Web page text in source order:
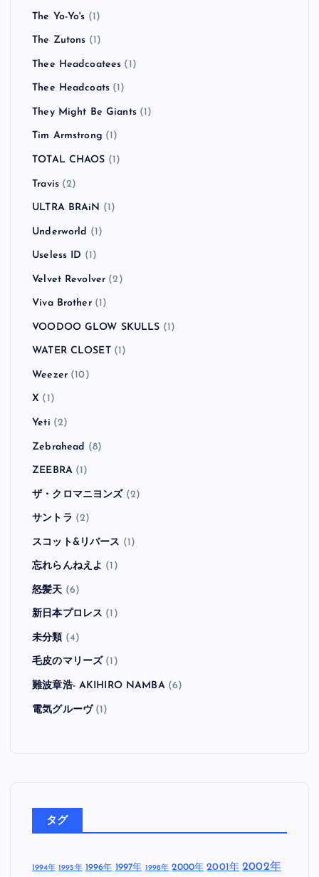
The Yo-Yo's (1)
The Zutons (1)
Thee Headcoatees (1)
Thee Headcoats (1)
They Might Be Giants(1)
Tim Armstrong (1)
TOTAL CHAOS (1)
Travis(2)
ULTRA BRAiN (1)
Underworld (1)
Useless ID (1)
Velvet Revolver (2)
Viva Brother(1)
VOODOO GLOW SKULLS (1)
WATER CLOSET(1)
Weezer(10)
X (1)
Yeti (2)
Zebrahead (8)
ZEEBRA(1)
ザ・クロマニヨンズ(2)
サントラ (2)
スコット&リバース (1)
忘れらんねえよ (1)
怒髪天 (6)
新日本プロレス (1)
未分類 (4)
毛皮のマリーズ (1)
難波章浩- AKIHIRO NAMBA(6)
電気グルーヴ(1)
タグ
1994年 1995年 1996年 1997年 1998年 2000年 2001年 2002年